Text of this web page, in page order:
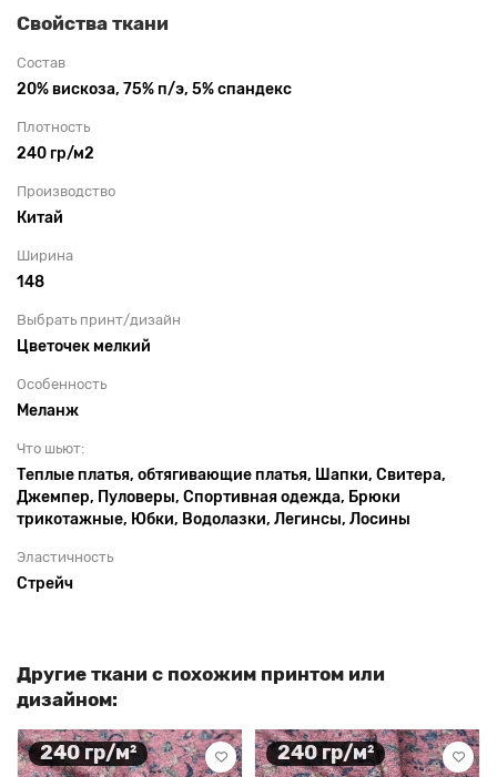
Свойства ткани
Состав
20% вискоза, 75% п/э, 5% спандекс
Плотность
240 гр/м2
Производство
Китай
Ширина
148
Выбрать принт/дизайн
Цветочек мелкий
Особенность
Меланж
Что шьют:
Теплые платья, обтягивающие платья, Шапки, Свитера,
Джемпер, Пуловеры, Спортивная одежда, Брюки
трикотажные, Юбки, Водолазки, Легинсы, Лосины
Эластичность
Стрейч
Другие ткани с похожим принтом или
дизайном:
240 гр/м² 240 гр/м²